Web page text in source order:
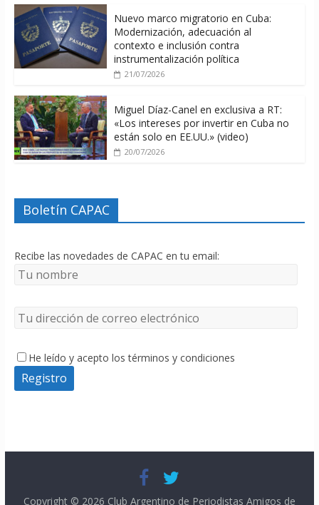
Nuevo marco migratorio en Cuba:
Modernización, adecuación al
contexto e inclusión contra
instrumentalización política
21/07/2026
Miguel Díaz-Canel en exclusiva a RT:
«Los intereses por invertir en Cuba no
están solo en EE.UU.» (video)
20/07/2026
Boletín CAPAC
Recibe las novedades de CAPAC en tu email:
He leído y acepto los términos y condiciones
Copyright © 2026 Club Argentino de Periodistas Amigos de